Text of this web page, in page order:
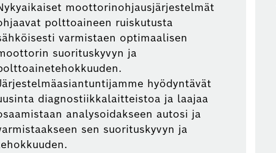
moottorinohjausjärjestelmät
polttoaineen ruiskutusta
varmistaen optimaalisen
suorituskyvyn ja
hyödyntävät
diagnostiikkalaitteistoa ja laajaa
analysoidakseen autosi ja
sen suorituskyvyn ja